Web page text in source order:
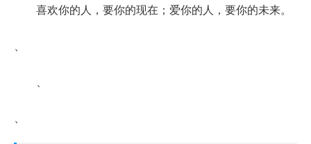
喜欢你的人，要你的现在；爱你的人，要你的未来。
、
、
、